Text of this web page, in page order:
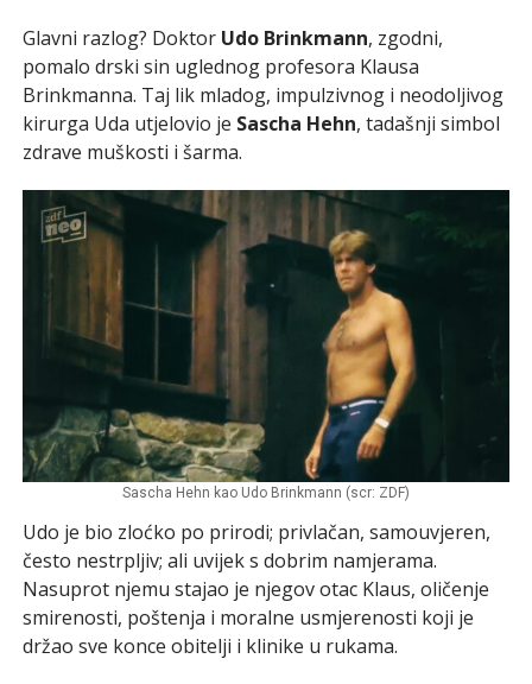
Glavni razlog? Doktor Udo Brinkmann, zgodni,
pomalo drski sin uglednog profesora Klausa
Brinkmanna. Taj lik mladog, impulzivnog i neodoljivog
kirurga Uda utjelovio je Sascha Hehn, tadašnji simbol
zdrave muškosti i šarma.
Sascha Hehn kao Udo Brinkmann (scr: ZDF)
Udo je bio zloćko po prirodi; privlačan, samouvjeren,
često nestrpljiv; ali uvijek s dobrim namjerama.
Nasuprot njemu stajao je njegov otac Klaus, oličenje
smirenosti, poštenja i moralne usmjerenosti koji je
držao sve konce obitelji i klinike u rukama.